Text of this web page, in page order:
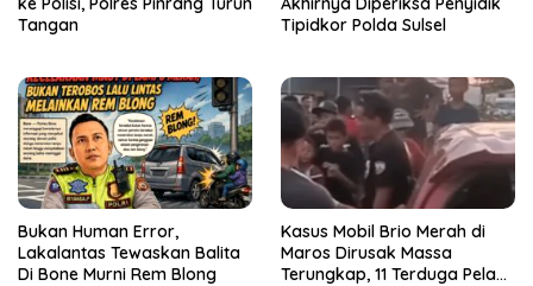
Tangan
Tipidkor Polda Sulsel
Bukan Human Error,
Lakalantas Tewaskan Balita
Di Bone Murni Rem Blong
Kasus Mobil Brio Merah di
Maros Dirusak Massa
Terungkap, 11 Terduga Pelaku